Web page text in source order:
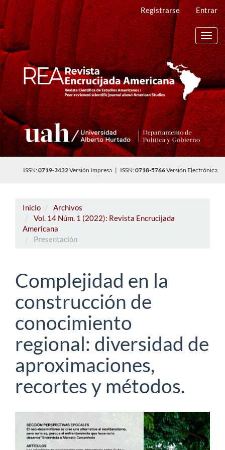
Navegación
principal
Contenido
principal
Barra
lateral
Registrarse Entrar
ISSN:0719-3432Versión Impresa | ISSN:0718-5766Versión Electrónica
Inicio
Archivos
Vol. 14 Núm. 1 (2022): Revista Encrucijada
Americana
Presentación
Complejidad en la
construcción de
conocimiento
regional: diversidad de
aproximaciones,
recortes y métodos.
Barra
lateral